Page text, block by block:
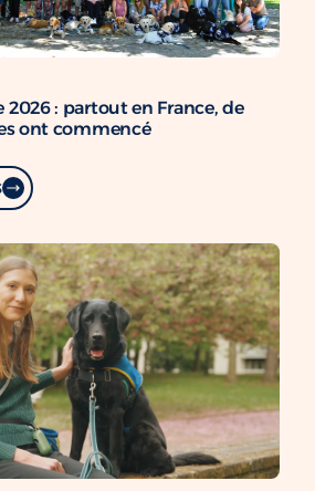
2026 : partout en France, de
ont commencé